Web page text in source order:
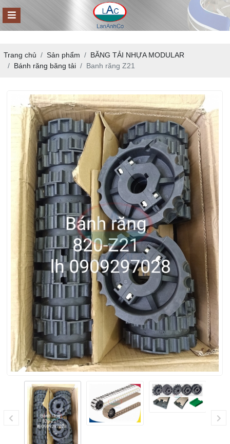
Trang chủ Sản phẩm
BĂNG TẢI NHỰA MODULAR
Bánh răng băng tải
Banh răng Z21